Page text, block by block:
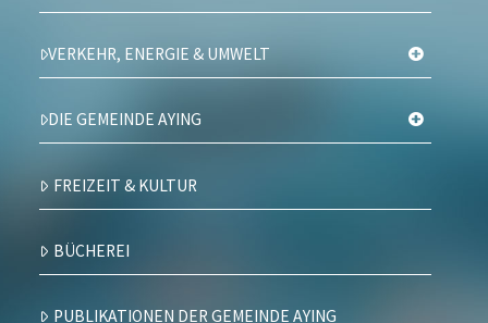
VERKEHR, ENERGIE & UMWELT
DIE GEMEINDE AYING
FREIZEIT & KULTUR
BÜCHEREI
PUBLIKATIONEN DER GEMEINDE AYING